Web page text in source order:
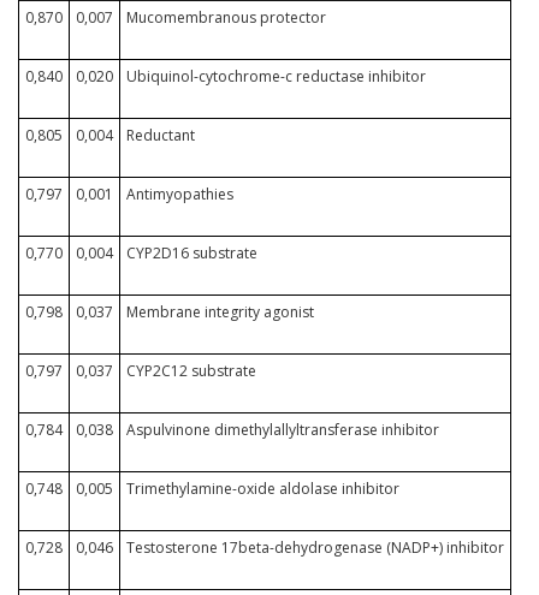
0,870 0,007 Mucomembranous protector
0,840 0,020 Ubiquinol-cytochrome-c reductase inhibitor
0,805 0,004 Reductant
0,797 0,001 Antimyopathies
0,770 0,004 CYP2D16 substrate
0,798 0,037 Membrane integrity agonist
0,797 0,037 CYP2C12 substrate
0,784 0,038 Aspulvinone dimethylallyltransferase inhibitor
0,748 0,005 Trimethylamine-oxide aldolase inhibitor
0,728 0,046 Testosterone 17beta-dehydrogenase (NADP+) inhibitor